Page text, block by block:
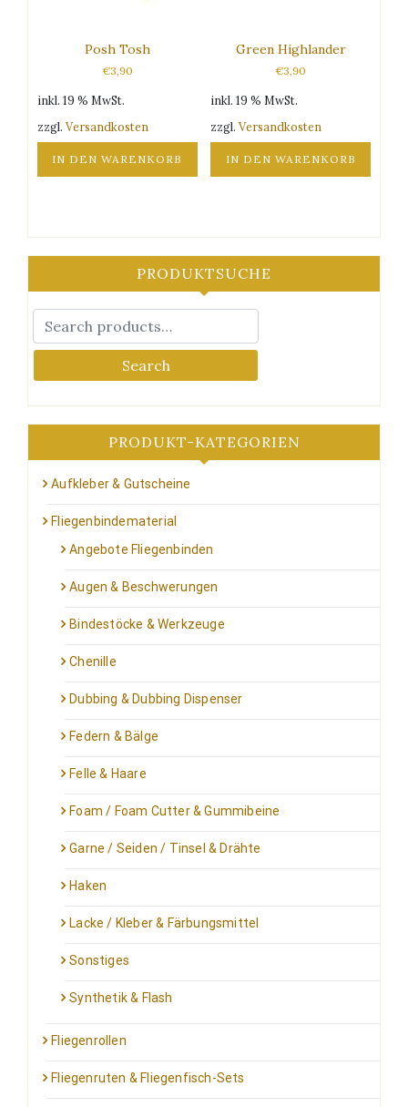
Posh Tosh
€3,90
inkl. 19 % MwSt.
zzgl. Versandkosten
IN DEN WARENKORB
Green Highlander
€3,90
inkl. 19 % MwSt.
zzgl.Versandkosten
IN DEN WARENKORB
PRODUKTSUCHE
Search
PRODUKT-KATEGORIEN
Aufkleber & Gutscheine
Fliegenbindematerial
Angebote Fliegenbinden
Augen & Beschwerungen
Bindestöcke & Werkzeuge
Chenille
Dubbing & Dubbing Dispenser
Federn & Bälge
Felle & Haare
Foam / Foam Cutter & Gummibeine
Garne / Seiden / Tinsel & Drähte
Haken
Lacke / Kleber & Färbungsmittel
Sonstiges
Synthetik & Flash
Fliegenrollen
Fliegenruten & Fliegenfisch-Sets